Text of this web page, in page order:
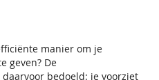
manier om je
geven? De
bedoeld: je voorziet